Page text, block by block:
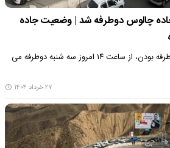
چالوس دوطرفه شد | وضعیت جاده
جاده چالوس پس از ۳ روز یک‌طرفه بودن، از ساعت ۱۴ امروز سه شنبه دوطرفه می
۲۷ خرداد ۱۴۰۴